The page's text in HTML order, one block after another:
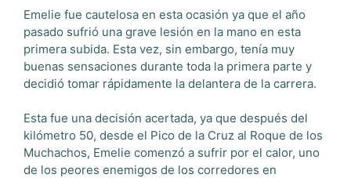
Emelie fue cautelosa en esta ocasión ya que el año
pasado sufrió una grave lesión en la mano en esta
primera subida. Esta vez, sin embargo, tenía muy
buenas sensaciones durante toda la primera parte y
decidió tomar rápidamente la delantera de la carrera.
Esta fue una decisión acertada, ya que después del
kilómetro 50, desde el Pico de la Cruz al Roque de los
Muchachos, Emelie comenzó a sufrir por el calor, uno
de los peores enemigos de los corredores en